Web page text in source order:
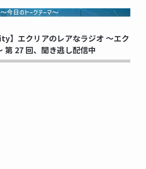
NOW PRINTING...
】エクリアのレアなラジオ ～エク
第 27 回、聞き逃し配信中